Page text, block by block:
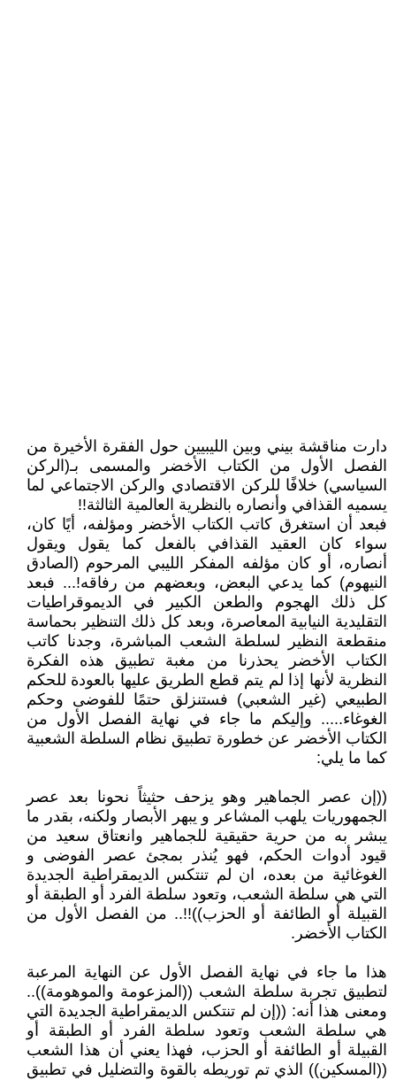
دارت مناقشة بيني وبين الليبيين حول الفقرة الأخيرة من
الفصل الأول من الكتاب الأخضر والمسمى بـ(الركن
السياسي) خلافًا للركن الاقتصادي والركن الاجتماعي لما
يسميه القذافي وأنصاره بالنظرية العالمية الثالثة!!
فبعد أن استغرق كاتب الكتاب الأخضر ومؤلفه، أيًا كان،
سواء كان العقيد القذافي بالفعل كما يقول ويقول
أنصاره، أو كان مؤلفه المفكر الليبي المرحوم (الصادق
النيهوم) كما يدعي البعض، وبعضهم من رفاقه!... فبعد
كل ذلك الهجوم والطعن الكبير في الديموقراطيات
التقليدية النيابية المعاصرة، وبعد كل ذلك التنظير بحماسة
منقطعة النظير لسلطة الشعب المباشرة، وجدنا كاتب
الكتاب الأخضر يحذرنا من مغبة تطبيق هذه الفكرة
النظرية لأنها إذا لم يتم قطع الطريق عليها بالعودة للحكم
الطبيعي (غير الشعبي) فستنزلق حتمًا للفوضى وحكم
الغوغاء..... وإليكم ما جاء في نهاية الفصل الأول من
الكتاب الأخضر عن خطورة تطبيق نظام السلطة الشعبية
كما ما يلي:
((إن عصر الجماهير وهو يزحف حثيثاً نحونا بعد عصر
الجمهوريات يلهب المشاعر و يبهر الأبصار ولكنه، بقدر ما
يبشر به من حرية حقيقية للجماهير وانعتاق سعيد من
قيود أدوات الحكم، فهو يُنذر بمجئ عصر الفوضى و
الغوغائية من بعده، ان لم تنتكس الديمقراطية الجديدة
التي هي سلطة الشعب، وتعود سلطة الفرد أو الطبقة أو
القبيلة أو الطائفة أو الحزب))!!.. من الفصل الأول من
الكتاب الأخضر.
هذا ما جاء في نهاية الفصل الأول عن النهاية المرعبة
لتطبيق تجربة سلطة الشعب ((المزعومة والموهومة))..
ومعنى هذا أنه: ((إن لم تنتكس الديمقراطية الجديدة التي
هي سلطة الشعب وتعود سلطة الفرد أو الطبقة أو
القبيلة أو الطائفة أو الحزب، فهذا يعني أن هذا الشعب
((المسكين)) الذي تم توريطه بالقوة والتضليل في تطبيق